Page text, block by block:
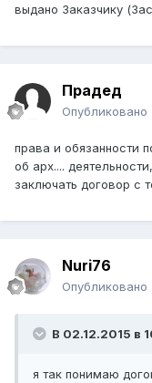
выдано Заказчику
Прадед
Опубликовано
права и обязанности
об арх....
заключать договор с
Nuri76
Опубликовано
В 02.12.2015 в
я так понимаю